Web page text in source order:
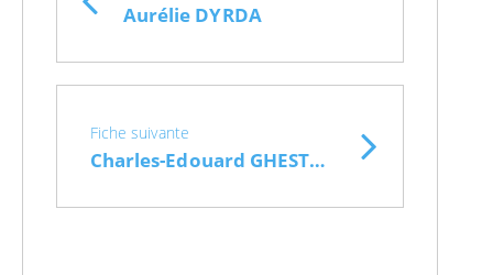
Aurélie DYRDA
Fiche suivante
Charles-Edouard GHESTEM